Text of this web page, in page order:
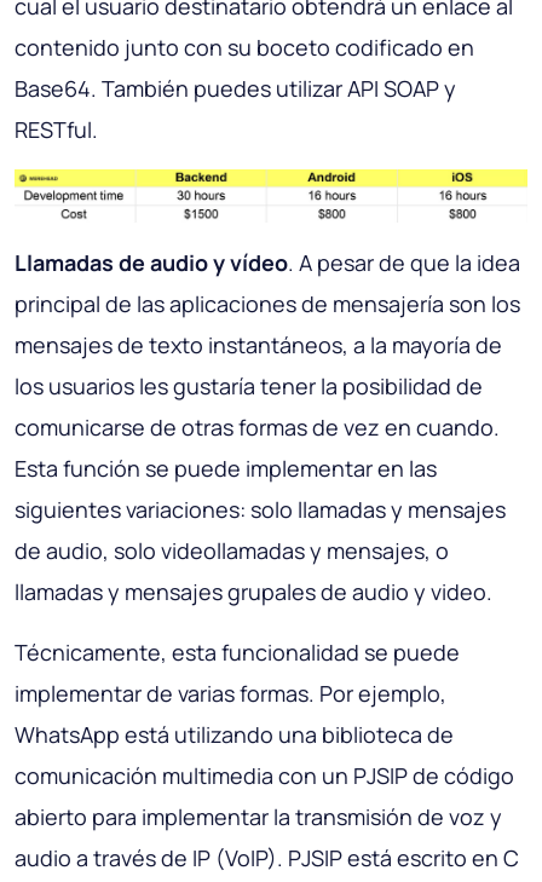
cual el usuario destinatario obtendrá un enlace al
contenido junto con su boceto codificado en
Base64. También puedes utilizar API SOAP y
RESTful.
Llamadas de audio y vídeo. A pesar de que la idea
principal de las aplicaciones de mensajería son los
mensajes de texto instantáneos, a la mayoría de
los usuarios les gustaría tener la posibilidad de
comunicarse de otras formas de vez en cuando.
Esta función se puede implementar en las
siguientes variaciones: solo llamadas y mensajes
de audio, solo videollamadas y mensajes, o
llamadas y mensajes grupales de audio y video.
Técnicamente, esta funcionalidad se puede
implementar de varias formas. Por ejemplo,
WhatsApp está utilizando una biblioteca de
comunicación multimedia con un PJSIP de código
abierto para implementar la transmisión de voz y
audio a través de IP (VoIP). PJSIP está escrito en C